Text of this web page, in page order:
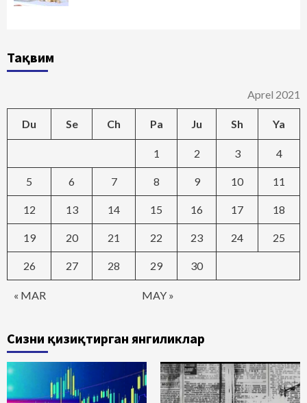
Тақвим
Aprel 2021
Du Se Ch Pa Ju Sh Ya
« MAR MAY »
1 2 3 4
5 6 7 8 9 10 11
12 13 14 15 16 17 18
19 20 21 22 23 24 25
26 27 28 29 30
Сизни қизиқтирган янгиликлар